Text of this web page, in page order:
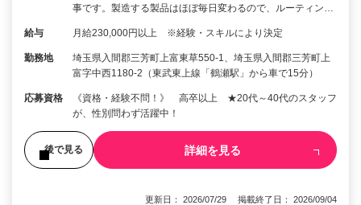
事です。製造する製品はほぼ毎日変わるので、ルーティン…
給与 月給230,000円以上 ※経験・スキルにより決定
勤務地
埼玉県入間郡三芳町上富東草550-1、埼玉県入間郡三芳町上
富字中西1180-2（東武東上線「鶴瀬駅」から車で15分）
応募資格
《資格・経験不問！》 高卒以上 ★20代～40代のスタッフ
が、性別問わず活躍中！
後で見る 詳細を見る
更新日： 2026/07/29 掲載終了日： 2026/09/04